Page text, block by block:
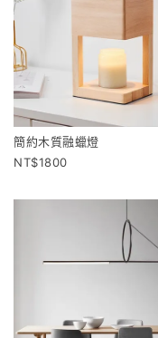
簡約木質融蠟燈
1800